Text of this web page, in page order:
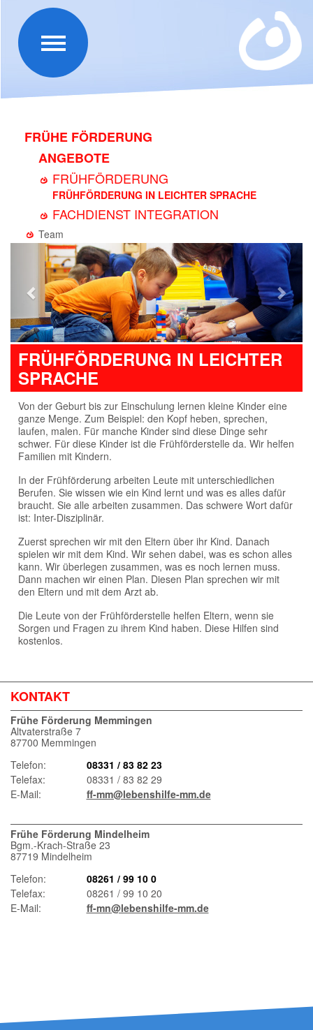
FRÜHE FÖRDERUNG
ANGEBOTE
FRÜHFÖRDERUNG
FRÜHFÖRDERUNG IN LEICHTER SPRACHE
FACHDIENST INTEGRATION
Team
Zurück
FRÜHFÖRDERUNG IN LEICHTER
SPRACHE
Von der Geburt bis zur Einschulung lernen kleine Kinder eine
ganze Menge. Zum Beispiel: den Kopf heben, sprechen,
laufen, malen. Für manche Kinder sind diese Dinge sehr
schwer. Für diese Kinder ist die Frühförderstelle da. Wir helfen
Familien mit Kindern.
In der Frühförderung arbeiten Leute mit unterschiedlichen
Berufen. Sie wissen wie ein Kind lernt und was es alles dafür
braucht. Sie alle arbeiten zusammen. Das schwere Wort dafür
ist: Inter-Disziplinär.
Zuerst sprechen wir mit den Eltern über ihr Kind. Danach
spielen wir mit dem Kind. Wir sehen dabei, was es schon alles
kann. Wir überlegen zusammen, was es noch lernen muss.
Dann machen wir einen Plan. Diesen Plan sprechen wir mit
den Eltern und mit dem Arzt ab.
Die Leute von der Frühförderstelle helfen Eltern, wenn sie
Sorgen und Fragen zu ihrem Kind haben. Diese Hilfen sind
kostenlos.
KONTAKT
Frühe Förderung Memmingen
Altvaterstraße 7
87700 Memmingen
Telefon:
08331 / 83 82 23
Telefax:
08331 / 83 82 29
E-Mail:
ff-mm@lebenshilfe-mm.de
Frühe Förderung Mindelheim
Bgm.-Krach-Straße 23
87719 Mindelheim
Telefon:
08261 / 99 10 0
Telefax:
08261 / 99 10 20
E-Mail:
ff-mn@lebenshilfe-mm.de